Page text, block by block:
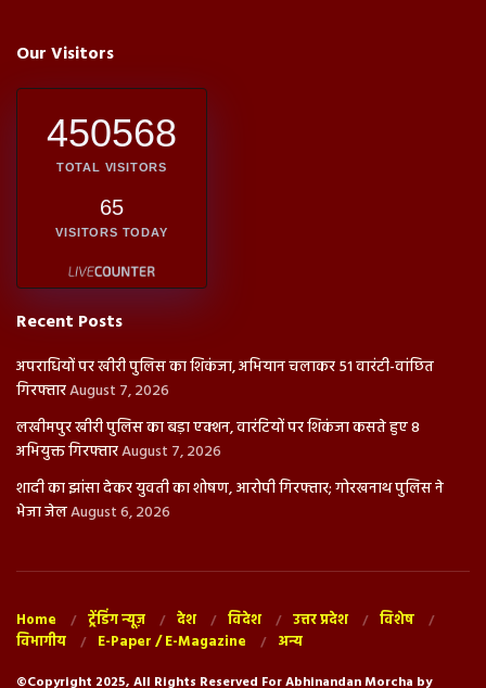
Our Visitors
450568
TOTAL VISITORS
65
VISITORS TODAY
Recent Posts
अपराधियों पर खीरी पुलिस का शिकंजा, अभियान चलाकर 51 वारंटी-वांछित
गिरफ्तारAugust 7, 2026
लखीमपुर खीरी पुलिस का बड़ा एक्शन, वारंटियों पर शिकंजा कसते हुए 8
अभियुक्त गिरफ्तारAugust 7, 2026
शादी का झांसा देकर युवती का शोषण, आरोपी गिरफ्तार; गोरखनाथ पुलिस ने
भेजा जेलAugust 6, 2026
Home ट्रेंडिंग न्यूज़ देश विदेश उत्तर प्रदेश
विशेष
विभागीय
E-Paper / E-Magazine अन्य
©Copyright 2025, All Rights Reserved For Abhinandan Morcha by